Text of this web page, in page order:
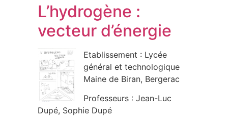
L’hydrogène :
vecteur d’énergie
Etablissement : Lycée
général et technologique
Maine de Biran, Bergerac
Professeurs : Jean-Luc
Dupé, Sophie Dupé